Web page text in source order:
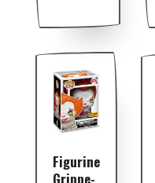
Figurine
Grippe-